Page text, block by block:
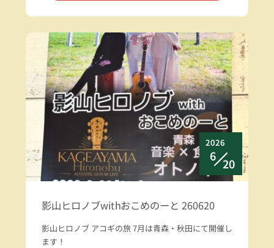
2026
6
20
影山ヒロノブwithおこめのーと 260620
影山ヒロノブ アコギの旅 7月は青森・秋田にて開催し
ます！